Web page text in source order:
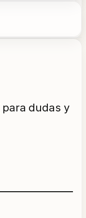
para dudas y